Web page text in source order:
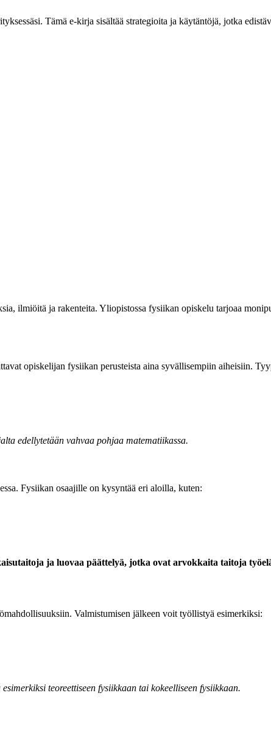
Tämä e-kirja sisältää strategioita ja käytäntöjä, jotka
ilmiöitä ja rakenteita. Yliopistossa fysiikan opiskelu tarjoaa
opiskelijan fysiikan perusteista aina syvällisempiin aiheisiin.
edellytetään vahvaa pohjaa matematiikassa.
Fysiikan osaajille on kysyntää eri aloilla, kuten:
ja luovaa päättelyä, jotka ovat arvokkaita taitoja
Valmistumisen jälkeen voit työllistyä esimerkiksi:
teoreettiseen fysiikkaan tai kokeelliseen fysiikkaan.